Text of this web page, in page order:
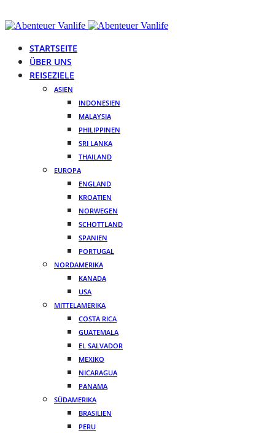
STARTSEITE
ÜBER UNS
REISEZIELE
ASIEN
INDONESIEN
MALAYSIA
PHILIPPINEN
SRI LANKA
THAILAND
EUROPA
ENGLAND
KROATIEN
NORWEGEN
SCHOTTLAND
SPANIEN
PORTUGAL
NORDAMERIKA
KANADA
USA
MITTELAMERIKA
COSTA RICA
GUATEMALA
EL SALVADOR
MEXIKO
NICARAGUA
PANAMA
SÜDAMERIKA
BRASILIEN
PERU